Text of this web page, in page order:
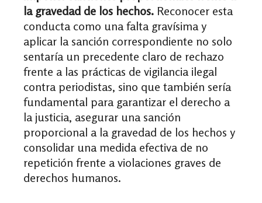
la gravedad de los hechos. Reconocer esta
conducta como una falta gravísima y
aplicar la sanción correspondiente no solo
sentaría un precedente claro de rechazo
frente a las prácticas de vigilancia ilegal
contra periodistas, sino que también sería
fundamental para garantizar el derecho a
la justicia, asegurar una sanción
proporcional a la gravedad de los hechos y
consolidar una medida efectiva de no
repetición frente a violaciones graves de
derechos humanos.